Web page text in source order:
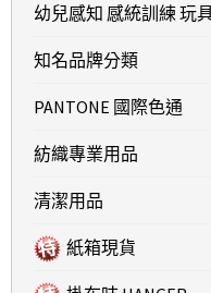
幼兒感知 感統訓練 玩
知名品牌分類
PANTONE 國際色通
紡織專業用品
清潔用品
紙箱現貨